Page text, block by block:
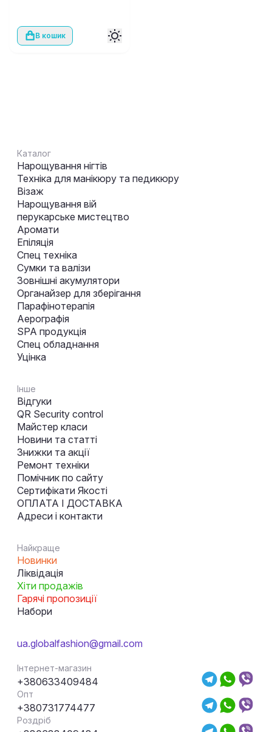
В кошик
Каталог
Нарощування нігтів
Техніка для манікюру та педикюру
Візаж
Нарощування вій
перукарське мистецтво
Аромати
Епіляція
Спец техніка
Сумки та валізи
Зовнішні акумулятори
Органайзер для зберігання
Парафінотерапія
Аерографія
SPA продукція
Спец обладнання
Уцінка
Інше
Відгуки
QR Security control
Майстер класи
Новини та статті
Знижки та акції
Ремонт техніки
Помічник по сайту
Сертифікати Якості
ОПЛАТА І ДОСТАВКА
Адреси і контакти
Найкраще
Новинки
Ліквідація
Хіти продажів
Гарячі пропозиції
Набори
ua.globalfashion@gmail.com
Інтернет-магазин
+380633409484
Опт
+380731774477
Роздріб